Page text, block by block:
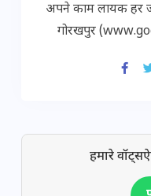
अपने काम लायक हर
गोरखपुर
हमारे